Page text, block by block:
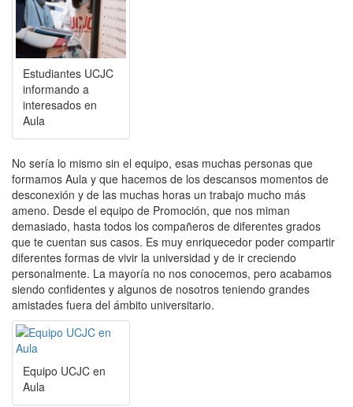
Estudiantes UCJC
informando a
interesados en
Aula
No sería lo mismo sin el equipo, esas muchas personas que
formamos Aula y que hacemos de los descansos momentos de
desconexión y de las muchas horas un trabajo mucho más
ameno. Desde el equipo de Promoción, que nos miman
demasiado, hasta todos los compañeros de diferentes grados
que te cuentan sus casos. Es muy enriquecedor poder compartir
diferentes formas de vivir la universidad y de ir creciendo
personalmente. La mayoría no nos conocemos, pero acabamos
siendo confidentes y algunos de nosotros teniendo grandes
amistades fuera del ámbito universitario.
Equipo UCJC en
Aula